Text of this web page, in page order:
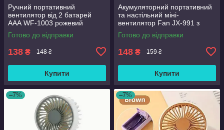
Ручний портативний
вентилятор від 2 батарей
ААА WF-1003 рожевий
Готово до відправки
138 ₴ 148 ₴
Купити
Акумуляторний портативний
та настільний міні-
вентилятор Fan JX-991 з
підставкою
Готово до відправки
148 ₴ 159 ₴
Купити
–7% –7%